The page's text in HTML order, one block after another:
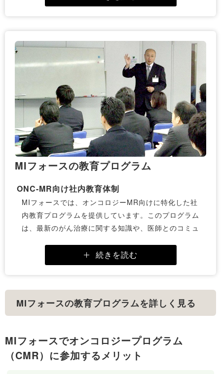
年臨床の現場の知識と経験をいかした問題を提供いた
受験のメリットと準備方法
この試験に合格することで、オンコロジーMRとして
の専門性が証明され、医師や医療機関からの信頼度が
向上します。準備には、専門的なテキストや過去問を
活用し、継続的な学習が重要です。
MIフォースの教育プログラム
ONC-MR向け社内教育体制
MIフォースでは、オンコロジーMR向けに特化した社
内教育プログラムを提供しています。このプログラム
は、最新のがん治療に関する知識や、医師とのコミュ
ます。教育内容は、座学と実践の両方を重視してお
り、社員が現場で即戦力となることを目指していま
続きを読む
MIフォースの教育プログラムを詳しく見る
MIフォースでオンコロジープログラム
（CMR）に参加するメリット